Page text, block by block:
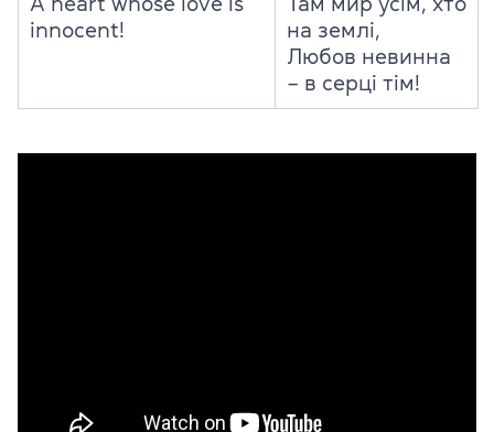
innocent!
на землі,
Любов невинна
– в серці тім!